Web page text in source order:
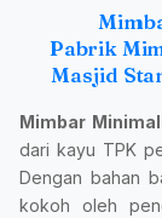
Pabrik
Masjid
Mimbar
dari kayu TPK
Dengan bahan
kokoh oleh